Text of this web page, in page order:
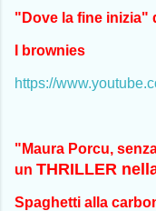
"Dove la fine inizia"
I brownies
https://
"Maura Porcu,
un THRILLER
Spaghetti alla